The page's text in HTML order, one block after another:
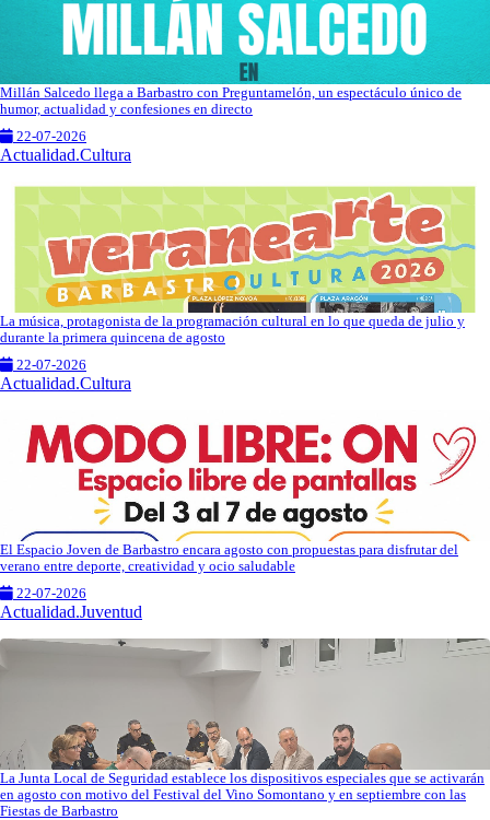
Millán Salcedo llega a Barbastro con Preguntamelón, un espectáculo único de
humor, actualidad y confesiones en directo
22-07-2026
Actualidad.Cultura
La música, protagonista de la programación cultural en lo que queda de julio y
durante la primera quincena de agosto
22-07-2026
Actualidad.Cultura
El Espacio Joven de Barbastro encara agosto con propuestas para disfrutar del
verano entre deporte, creatividad y ocio saludable
22-07-2026
Actualidad.Juventud
La Junta Local de Seguridad establece los dispositivos especiales que se activarán
en agosto con motivo del Festival del Vino Somontano y en septiembre con las
Fiestas de Barbastro